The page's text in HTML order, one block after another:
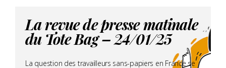
La revue de presse matinale
du Tote Bag – 24/01/25
La question des travailleurs sans-papiers en France se